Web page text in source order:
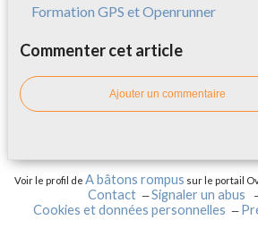
Formation GPS et Openrunner
Commenter cet article
Ajouter un commentaire
Voir le profil de A bâtons rompus sur le portail
Contact
Signaler un abus
Cookies et données personnelles